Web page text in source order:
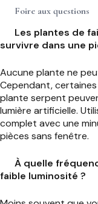
Foire aux questions
Les plantes de
survivre dans une
Aucune plante ne
Cependant,
plante serpent
lumière artificielle.
complet avec une
pièces sans fenêtre.
À quelle
faible luminosité ?